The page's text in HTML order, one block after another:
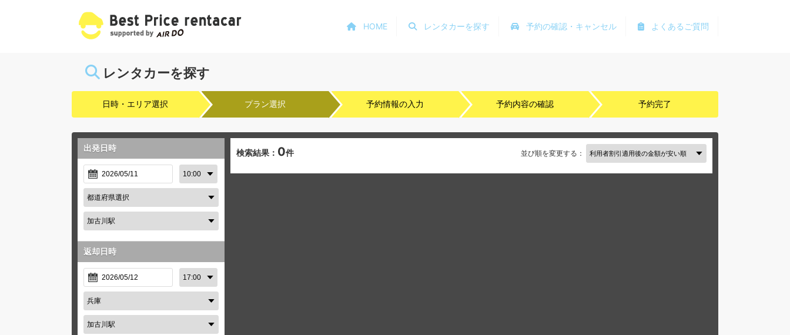
よくあるご質問
予約の確認・キャンセル
レンタカーを探す
HOME
レンタカーを探す
日時・エリア選択 プラン選択 予約情報の入力 予約内容の確認 予約完了
出発日時
返却日時
検索結果： 0件 並び順を変更する：